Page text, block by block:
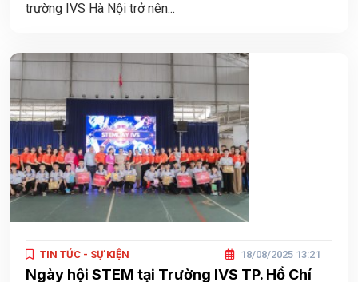
trường IVS Hà Nội trở nên...
TIN TỨC - SỰ KIỆN 18/08/2025 13:21
Ngày hội STEM tại Trường IVS TP. Hồ Chí